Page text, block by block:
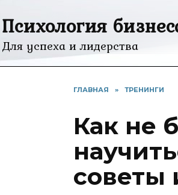
к
содержанию
Психология
Для успеха и лидерства
ГЛАВНАЯ » ТРЕНИНГИ
Как не
советы